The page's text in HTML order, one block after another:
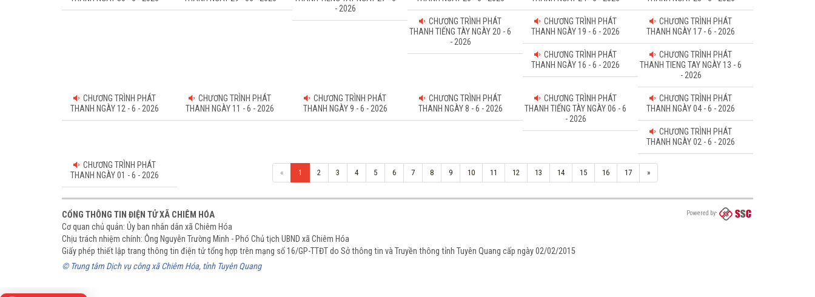
- 2026
CHƯƠNG TRÌNH PHÁT
THANH TIẾNG TÀY NGÀY 20 - 6
- 2026
CHƯƠNG TRÌNH PHÁT
THANH NGÀY 19 - 6 - 2026
CHƯƠNG TRÌNH PHÁT
THANH NGÀY 17 - 6 - 2026
CHƯƠNG TRÌNH PHÁT
THANH NGÀY 16 - 6 - 2026
CHƯƠNG TRÌNH PHÁT
THANH TIENG TAY NGÀY 13 - 6
- 2026
CHƯƠNG TRÌNH PHÁT
THANH NGÀY 12 - 6 - 2026
CHƯƠNG TRÌNH PHÁT
THANH NGÀY 11 - 6 - 2026
CHƯƠNG TRÌNH PHÁT
THANH NGÀY 9 - 6 - 2026
CHƯƠNG TRÌNH PHÁT
THANH NGÀY 8 - 6 - 2026
CHƯƠNG TRÌNH PHÁT
THANH TIẾNG TÀY NGÀY 06 - 6
- 2026
CHƯƠNG TRÌNH PHÁT
THANH NGÀY 04 - 6 - 2026
CHƯƠNG TRÌNH PHÁT
THANH NGÀY 02 - 6 - 2026
CHƯƠNG TRÌNH PHÁT
THANH NGÀY 01 - 6 - 2026
« 1 2 3 4 5 6 7 8 9 10 11 12 13 14 15 16 17 »
Powered by
CỔNG THÔNG TIN ĐIỆN TỬ XÃ CHIÊM HÓA
Cơ quan chủ quản: Ủy ban nhân dân xã Chiêm Hóa
Chịu trách nhiệm chính: Ông Nguyễn Trường Minh - Phó Chủ tịch UBND xã Chiêm Hóa
Giấy phép thiết lập trang thông tin điện tử tổng hợp trên mạng số 16/GP-TTĐT do Sở thông tin và Truyền thông tỉnh Tuyên Quang cấp ngày 02/02/2015
© Trung tâm Dịch vụ công xã Chiêm Hóa, tỉnh Tuyên Quang